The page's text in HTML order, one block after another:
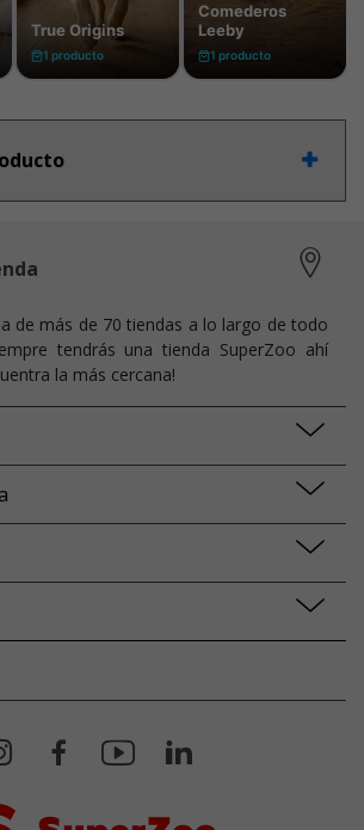
de más de 70 tiendas a lo largo de todo
tendrás una tienda SuperZoo ahí
la más cercana!